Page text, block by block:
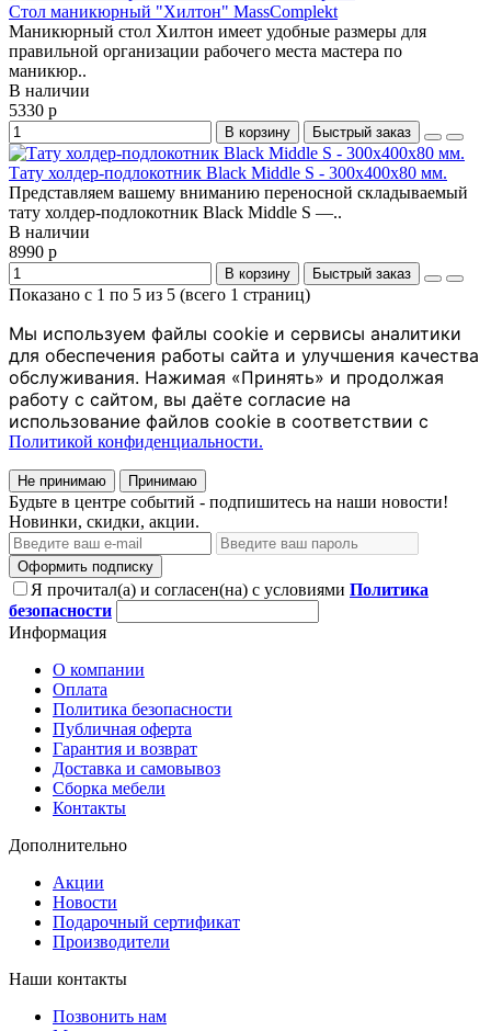
Стол маникюрный "Хилтон" MassComplekt
Маникюрный стол Хилтон имеет удобные размеры для
правильной организации рабочего места мастера по
маникюр..
В наличии
5330 р
В корзину Быстрый заказ
Тату холдер-подлокотник Black Middle S - 300x400x80 мм.
Представляем вашему вниманию переносной складываемый
тату холдер-подлокотник Black Middle S —..
В наличии
8990 р
В корзину Быстрый заказ
Показано с 1 по 5 из 5 (всего 1 страниц)
Мы используем файлы cookie и сервисы аналитики
для обеспечения работы сайта и улучшения качества
обслуживания. Нажимая «Принять» и продолжая
работу с сайтом, вы даёте согласие на
использование файлов cookie в соответствии с
Политикой конфиденциальности.
Не принимаю Принимаю
Будьте в центре событий - подпишитесь на наши новости!
Новинки, скидки, акции.
Оформить подписку
Я прочитал(а) и согласен(на) с условиями Политика
безопасности
Информация
О компании
Оплата
Политика безопасности
Публичная оферта
Гарантия и возврат
Доставка и самовывоз
Сборка мебели
Контакты
Дополнительно
Акции
Новости
Подарочный сертификат
Производители
Наши контакты
Позвонить нам